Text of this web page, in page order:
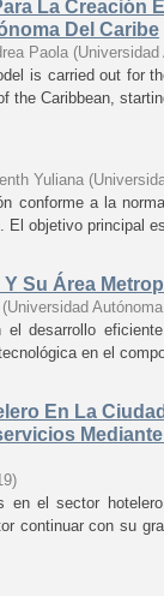
La Creación
Del Caribe
Paola (
is carried out for
the Caribbean,
Yuliana (
conforme a la
objetivo principal
Su Área
(Universidad
el desarrollo
en el
En La
)
el sector
continuar con su